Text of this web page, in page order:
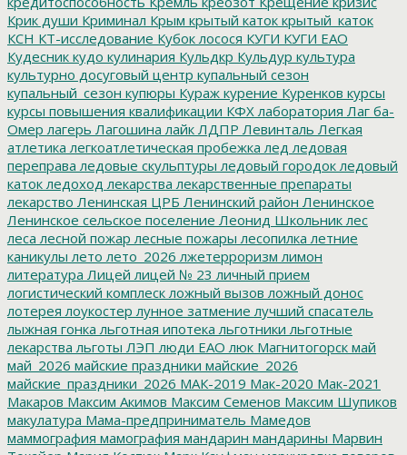
Крик души Криминал Крым крытый каток крытый_каток
КСН КТ-исследование Кубок лосося КУГИ КУГИ ЕАО
Кудесник кудо кулинария Кульдкр Кульдур культура
культурно досуговый центр купальный сезон
купальный_сезон купюры Кураж курение Куренков курсы
курсы повышения квалификации КФХ лаборатория Лаг ба-
Омер лагерь Лагошина лайк ЛДПР Левинталь Легкая
атлетика легкоатлетическая пробежка лед ледовая
переправа ледовые скульптуры ледовый городок ледовый
каток ледоход лекарства лекарственные препараты
лекарство Ленинская ЦРБ Ленинский район Ленинское
Ленинское сельское поселение Леонид Школьник лес
леса лесной пожар лесные пожары лесопилка летние
каникулы лето лето_2026 лжетерроризм лимон
литература Лицей лицей № 23 личный прием
логистический комплеск ложный вызов ложный донос
лотерея лоукостер лунное затмение лучший спасатель
лыжная гонка льготная ипотека льготники льготные
лекарства льготы ЛЭП люди ЕАО люк Магнитогорск май
май_2026 майские праздники майские_2026
майские_праздники_2026 МАК-2019 Мак-2020 Мак-2021
Макаров Максим Акимов Максим Семенов Максим Шупиков
макулатура Мама-предприниматель Мамедов
маммография мамография мандарин мандарины Марвин